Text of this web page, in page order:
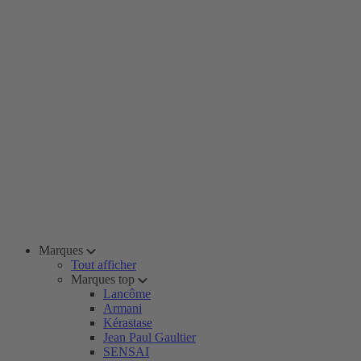
Marques
Tout afficher
Marques top
Lancôme
Armani
Kérastase
Jean Paul Gaultier
SENSAI